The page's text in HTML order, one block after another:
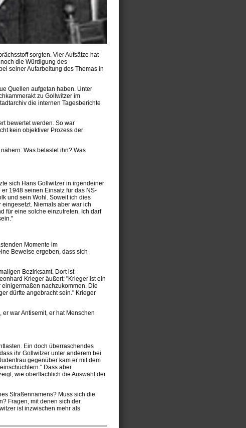
sorgten. Vier Aufsätze hat
die Würdigung des
seiner Aufarbeitung des Themas in
Quellen aufgetan haben. Unter
zu Gollwitzer im
die internen Tagesberichte
bewertet werden. So war
kein objektiver Prozess der
Was belastet ihn? Was
sich Hans Gollwitzer in irgendeiner
1948 seinen Einsatz für das NS-
und sein Wohl. Soweit ich dies
Niemals aber war ich
für eine solche einzutreten. Ich darf
Momente im
Beweise ergeben, dass sich
Bezirksamt. Dort ist
Krieger äußert: "Krieger ist ein
nachzukommen. Die
dürfte angebracht sein." Krieger
war Antisemit, er hat Menschen
Ein doch überraschendes
ihr Gollwitzer unter anderem bei
gegenüber kam er mit dem
Dass aber
wie oberflächlich die Auswahl der
Straßennamens? Muss sich die
Fragen, mit denen sich der
ist inzwischen mehr als